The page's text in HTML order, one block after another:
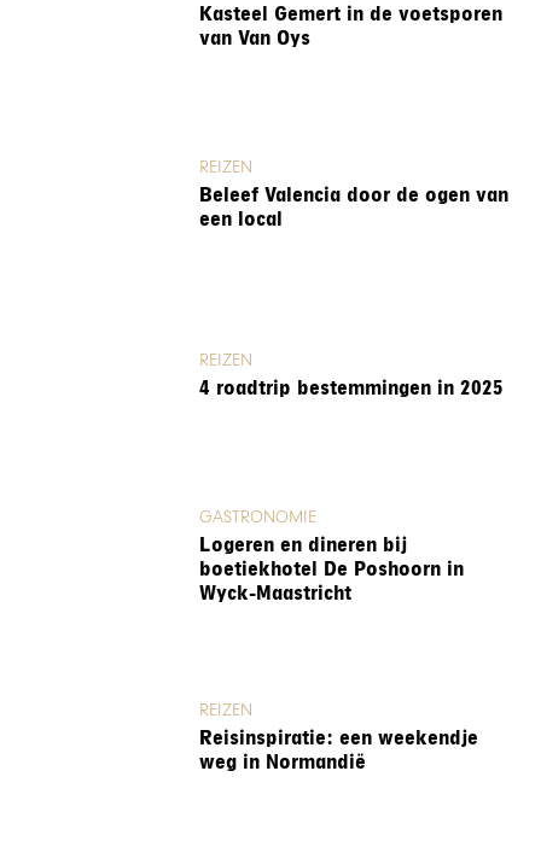
Kasteel Gemert in de voetsporen
van Van Oys
REIZEN
Beleef Valencia door de ogen van
een local
REIZEN
4 roadtrip bestemmingen in 2025
GASTRONOMIE
Logeren en dineren bij
boetiekhotel De Poshoorn in
Wyck-Maastricht
REIZEN
Reisinspiratie: een weekendje
weg in Normandië